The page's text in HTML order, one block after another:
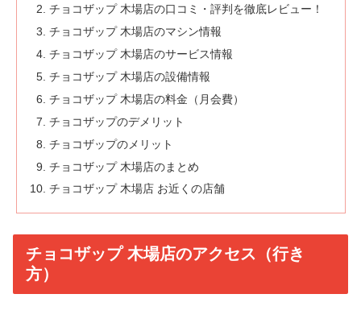
チョコザップ 木場店の口コミ・評判を徹底レビュー！
チョコザップ 木場店のマシン情報
チョコザップ 木場店のサービス情報
チョコザップ 木場店の設備情報
チョコザップ 木場店の料金（月会費）
チョコザップのデメリット
チョコザップのメリット
チョコザップ 木場店のまとめ
チョコザップ 木場店 お近くの店舗
チョコザップ 木場店のアクセス（行き
方）